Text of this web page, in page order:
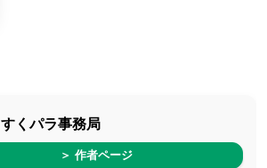
すくパラ事務局
＞ 作者ページ